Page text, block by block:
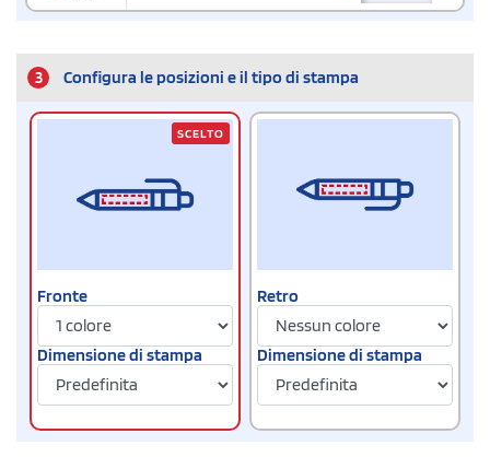
3 Configura le posizioni e il tipo di stampa
Fronte
Dimensione di stampa
SCELTO
Retro
Dimensione di stampa